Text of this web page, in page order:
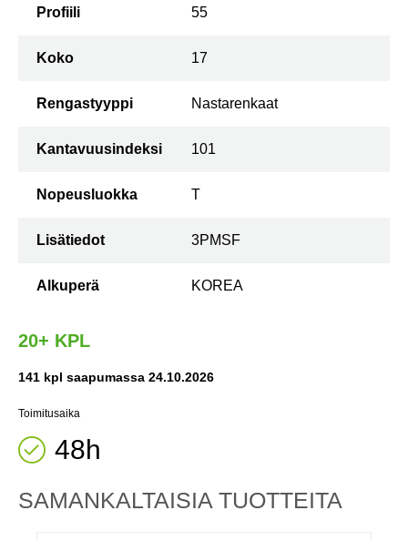
Profiili 55
Koko 17
Rengastyyppi Nastarenkaat
Kantavuusindeksi 101
Nopeusluokka T
Lisätiedot 3PMSF
Alkuperä KOREA
20+ KPL
141 kpl saapumassa 24.10.2026
Toimitusaika
48h
SAMANKALTAISIA ​​TUOTTEITA